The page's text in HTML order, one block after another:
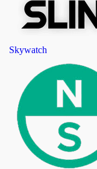
Skywatch